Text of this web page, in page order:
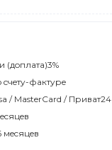
(дoплaтa)3%
cчeтy-фaктyрe
/ MasterCard / Привaт24
мecяцeв